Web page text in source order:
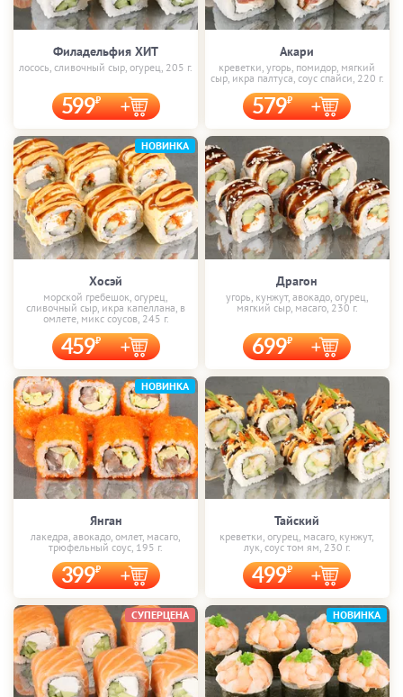
Филадельфия ХИТ
лосось, сливочный сыр, огурец, 205 г.
599
Акари
креветки, угорь, помидор, мягкий
сыр, икра палтуса, соус спайси, 220 г.
579
Хосэй
морской гребешок, огурец,
сливочный сыр, икра капеллана, в
омлете, микс соусов, 245 г.
459
НОВИНКА
Драгон
угорь, кунжут, авокадо, огурец,
мягкий сыр, масаго, 230 г.
699
Янган
лакедра, авокадо, омлет, масаго,
трюфельный соус, 195 г.
399
НОВИНКА
Тайский
креветки, огурец, масаго, кунжут,
лук, соус том ям, 230 г.
499
СУПЕРЦЕНА НОВИНКА